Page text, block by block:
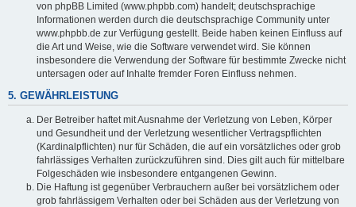
von phpBB Limited (www.phpbb.com) handelt; deutschsprachige
Informationen werden durch die deutschsprachige Community unter
www.phpbb.de zur Verfügung gestellt. Beide haben keinen Einfluss auf
die Art und Weise, wie die Software verwendet wird. Sie können
insbesondere die Verwendung der Software für bestimmte Zwecke nicht
untersagen oder auf Inhalte fremder Foren Einfluss nehmen.
5. GEWÄHRLEISTUNG
Der Betreiber haftet mit Ausnahme der Verletzung von Leben, Körper
und Gesundheit und der Verletzung wesentlicher Vertragspflichten
(Kardinalpflichten) nur für Schäden, die auf ein vorsätzliches oder grob
fahrlässiges Verhalten zurückzuführen sind. Dies gilt auch für mittelbare
Folgeschäden wie insbesondere entgangenen Gewinn.
Die Haftung ist gegenüber Verbrauchern außer bei vorsätzlichem oder
grob fahrlässigem Verhalten oder bei Schäden aus der Verletzung von